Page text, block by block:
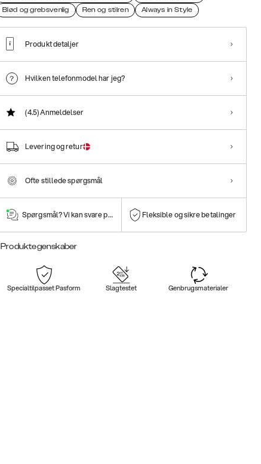
Blød og grebsvenlig
Ren og stilren Always in Style
Produkt detaljer
Hvilken telefonmodel har jeg?
(4.5)Anmeldelser
Levering og retur
Ofte stillede spørgsmål
Spørgsmål? Vi kan svare på dem! Fleksible og sikre betalinger
Produktegenskaber
Specialtilpasset Pasform Slagtestet Genbrugsmaterialer